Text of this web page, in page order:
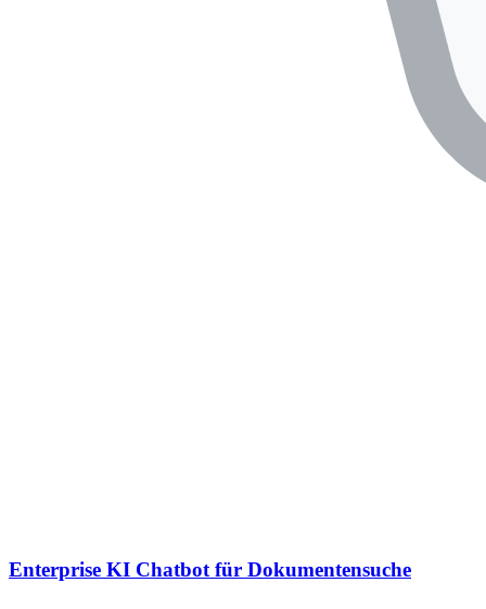
Enterprise KI Chatbot für Dokumentensuche